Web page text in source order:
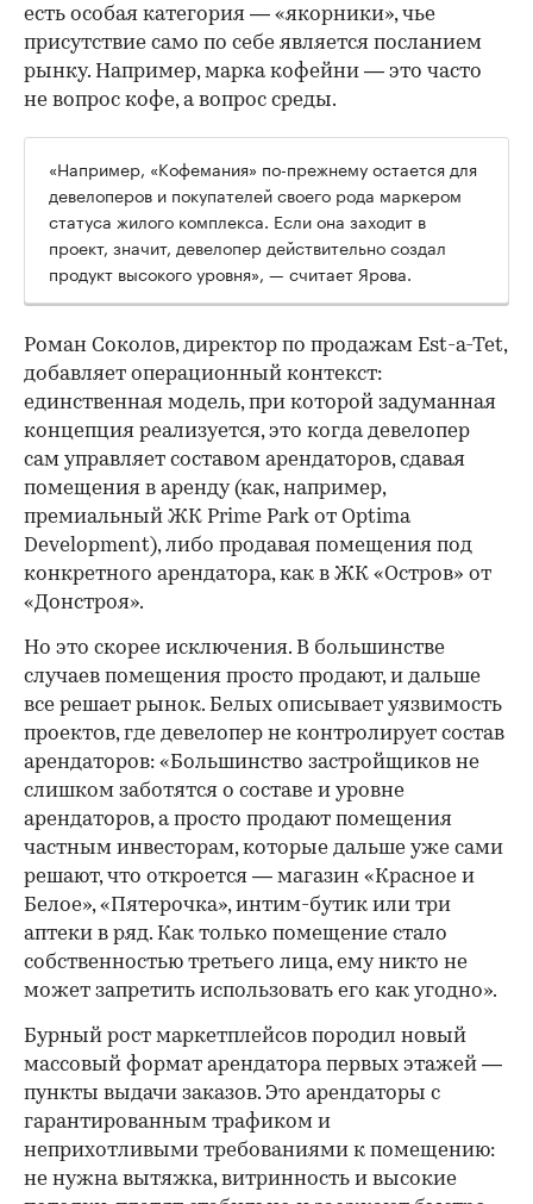
есть особая категория — «якорники», чье
присутствие само по себе является посланием
рынку. Например, марка кофейни — это часто
не вопрос кофе, а вопрос среды.
«Например, «Кофемания» по-прежнему остается для
девелоперов и покупателей своего рода маркером
статуса жилого комплекса. Если она заходит в
проект, значит, девелопер действительно создал
продукт высокого уровня», — считает Ярова.
Роман Соколов, директор по продажам Est-a-Tet,
добавляет операционный контекст:
единственная модель, при которой задуманная
концепция реализуется, это когда девелопер
сам управляет составом арендаторов, сдавая
помещения в аренду (как, например,
премиальный ЖК Prime Park от Optima
Development), либо продавая помещения под
конкретного арендатора, как в ЖК «Остров» от
«Донстроя».
Но это скорее исключения. В большинстве
случаев помещения просто продают, и дальше
все решает рынок. Белых описывает уязвимость
проектов, где девелопер не контролирует состав
арендаторов: «Большинство застройщиков не
слишком заботятся о составе и уровне
арендаторов, а просто продают помещения
частным инвесторам, которые дальше уже сами
решают, что откроется — магазин «Красное и
Белое», «Пятерочка», интим-бутик или три
аптеки в ряд. Как только помещение стало
собственностью третьего лица, ему никто не
может запретить использовать его как угодно».
Бурный рост маркетплейсов породил новый
массовый формат арендатора первых этажей —
пункты выдачи заказов. Это арендаторы с
гарантированным трафиком и
неприхотливыми требованиями к помещению:
не нужна вытяжка, витринность и высокие